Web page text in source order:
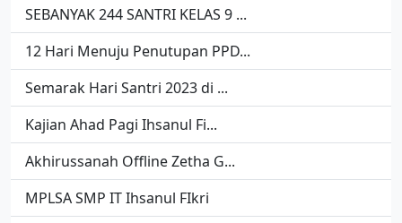
SEBANYAK 244 SANTRI KELAS 9 ...
12 Hari Menuju Penutupan PPD...
Semarak Hari Santri 2023 di ...
Kajian Ahad Pagi Ihsanul Fi...
Akhirussanah Offline Zetha G...
MPLSA SMP IT Ihsanul FIkri